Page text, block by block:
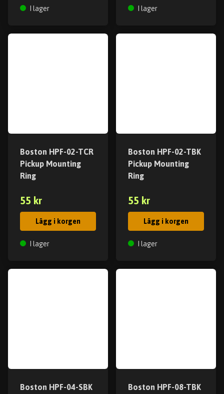
I lager I lager
Boston HPF-02-TCR
Pickup Mounting
Ring
55 kr
Lägg i korgen
I lager
Boston HPF-02-TBK
Pickup Mounting
Ring
55 kr
Lägg i korgen
I lager
Boston HPF-04-SBK
Boston HPF-08-TBK